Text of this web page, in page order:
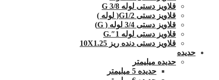
قلاویز دستی لوله G 3/8
قلاویز دستی G1/2( لوله )
قلاویز دستی 3/4 لوله ( G)
قلاویز دستی لوله 1″.G
قلاویز دستی دنده ریز 10X1.25
حدیده
حدیده میلیمتر
حدیده 5 میلیمتر